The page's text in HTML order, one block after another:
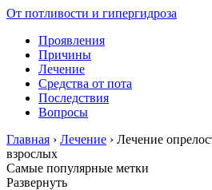
От потливости и гипергидроза
Проявления
Причины
Лечение
Средства от пота
Последствия
Вопросы
Главная › Лечение › Лечение
взрослых
Самые популярные метки
Развернуть